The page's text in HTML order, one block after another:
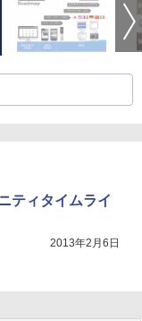
ティタイムライ
2013年2月6日